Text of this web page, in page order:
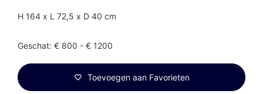
H 164 x L 72,5 x D 40 cm
Geschat: € 800 - € 1200
Toevoegen aan Favorieten